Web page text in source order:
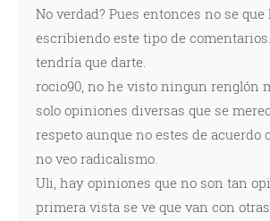
No verdad? Pues entonces no se que
escribiendo este tipo de
tendría que darte.
rocio90, no he visto ningun renglón
solo opiniones diversas que se
respeto aunque no estes de acuerdo
no veo radicalismo.
Uli, hay opiniones que no son tan
primera vista se ve que van con